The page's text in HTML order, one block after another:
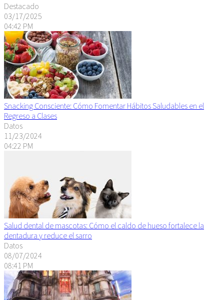
Destacado
03/17/2025
04:42 PM
Snacking Consciente: Cómo Fomentar Hábitos Saludables en el
Regreso a Clases
Datos
11/23/2024
04:22 PM
Salud dental de mascotas: Cómo el caldo de hueso fortalece la
dentadura y reduce el sarro
Datos
08/07/2024
08:41 PM